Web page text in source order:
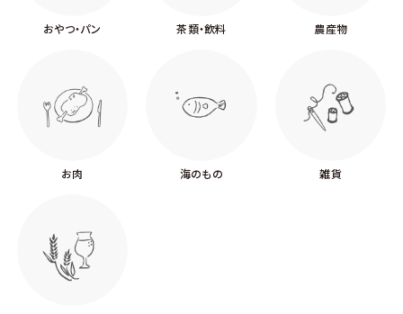
おやつ・パン 茶類・飲料 農産物
お肉 海のもの 雑貨